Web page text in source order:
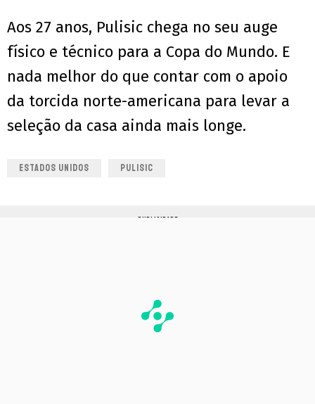
Aos 27 anos, Pulisic chega no seu auge
físico e técnico para a Copa do Mundo. E
nada melhor do que contar com o apoio
da torcida norte-americana para levar a
seleção da casa ainda mais longe.
ESTADOS UNIDOS PULISIC
PUBLICIDADE